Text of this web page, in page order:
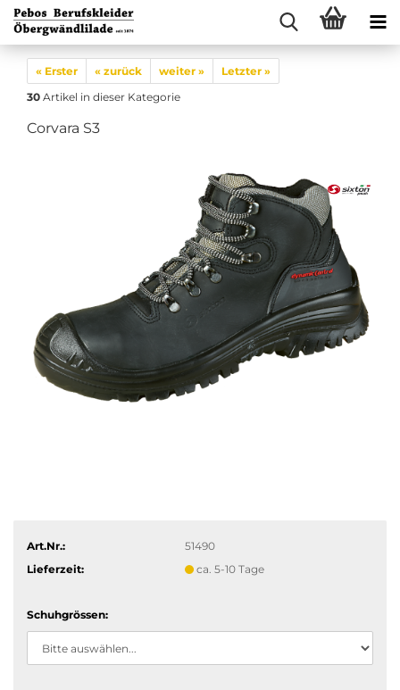
« Erster « zurück weiter »
Letzter »
30 Artikel in dieser Kategorie
Corvara S3
Art.Nr.:
51490
Lieferzeit:
ca. 5-10 Tage
Schuhgrössen: